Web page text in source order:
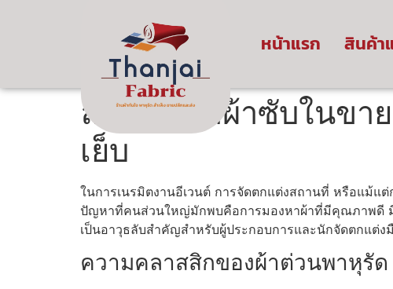
หน้าแรก สินค้า
ลัดเลาะหาผ้าซับในขา
เย็บ
ในการเนรมิตงานอีเวนต์ การจัดตกแต่งสถานที่ หรือแม้แ
ปัญหาที่คนส่วนใหญ่มักพบคือการมองหาผ้าที่มีคุณภาพดี มี
เป็นอาวุธลับสำคัญสำหรับผู้ประกอบการและนักจัดตกแต่ง
ความคลาสสิกของผ้าต่วนพาหุรั